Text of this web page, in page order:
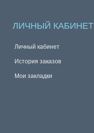
ЛИЧНЫЙ КАБИНЕТ
Личный кабинет
История заказов
Мои закладки